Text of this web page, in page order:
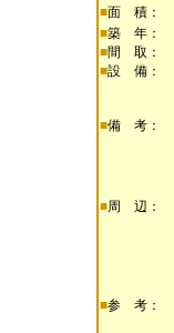
■面 積：
■築 年：
■間 取：
■設 備：
■備 考：
■周 辺：
■参 考：